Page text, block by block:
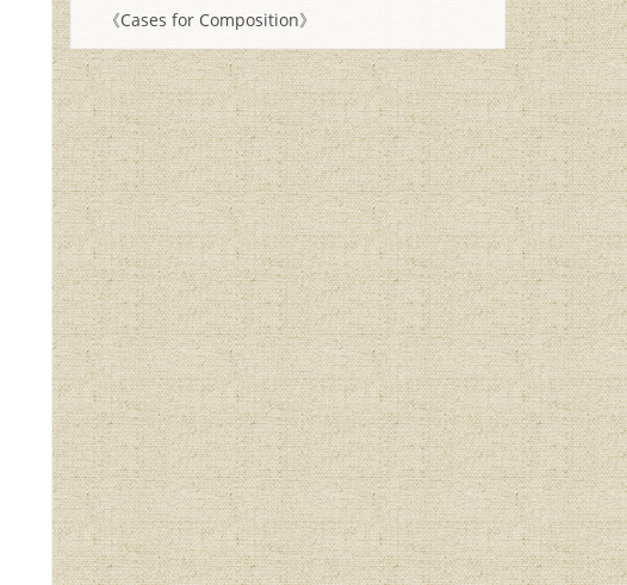
《Cases for Composition》